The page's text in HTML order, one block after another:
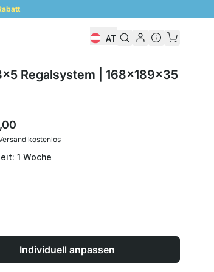
AT
Regalsystem | 168x189x35
kostenlos
1 Woche
Individuell anpassen